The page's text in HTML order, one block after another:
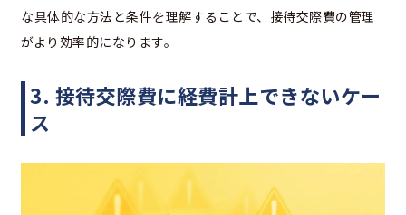
な具体的な方法と条件を理解することで、接待交際費の管理
がより効率的になります。
3. 接待交際費に経費計上できないケー
ス